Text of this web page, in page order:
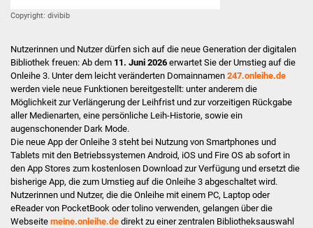
OverDrive Baden-
Württemberg
filmfriend
Fernleihe
WLAN & Kopien
Veranstaltungen
Copyright: divibib
Nutzerinnen und Nutzer dürfen sich auf die neue Generation der digitalen
Bibliothek freuen: Ab dem 11. Juni 2026erwartet Sie der Umstieg auf die
Onleihe 3. Unter dem leicht veränderten Domainnamen 247.onleihe.de
werden viele neue Funktionen bereitgestellt: unter anderem die
Möglichkeit zur Verlängerung der Leihfrist und zur vorzeitigen Rückgabe
aller Medienarten, eine persönliche Leih-Historie, sowie ein
augenschonender Dark Mode.
Die neue App der Onleihe 3 steht bei Nutzung von Smartphones und
Tablets mit den Betriebssystemen Android, iOS und Fire OS ab sofort in
den App Stores zum kostenlosen Download zur Verfügung und ersetzt die
bisherige App, die zum Umstieg auf die Onleihe 3 abgeschaltet wird.
Nutzerinnen und Nutzer, die die Onleihe mit einem PC, Laptop oder
eReader von PocketBook oder tolino verwenden, gelangen über die
Webseite meine.onleihe.dedirekt zu einer zentralen Bibliotheksauswahl